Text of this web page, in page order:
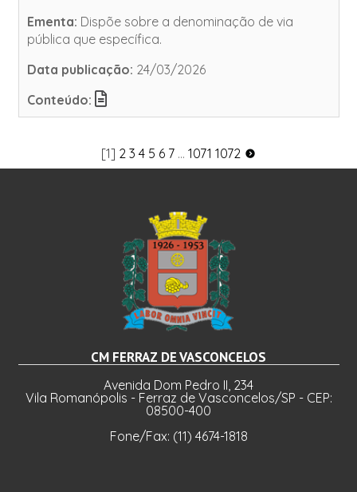
Ementa: Dispõe sobre a denominação de via
pública que específica.
Data publicação: 24/03/2026
Conteúdo:
[1] 2 3 4 5 6 7... 1071 1072
CM FERRAZ DE VASCONCELOS
Avenida Dom Pedro II, 234
Vila Romanópolis - Ferraz de Vasconcelos/SP - CEP:
08500-400
Fone/Fax: (11) 4674-1818